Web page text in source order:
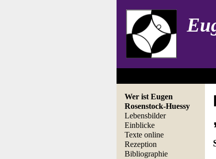
Wer ist Eugen
Rosenstock-Huessy
Lebensbilder
Einblicke
Texte online
Rezeption
Bibliographie